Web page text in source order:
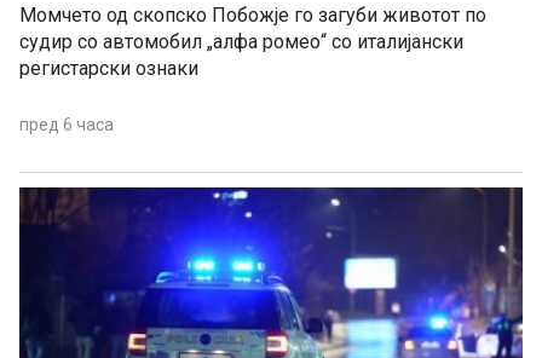
Момчето од скопско Побожје го загуби животот по
судир со автомобил „алфа ромео“ со италијански
регистарски ознаки
пред 6 часа